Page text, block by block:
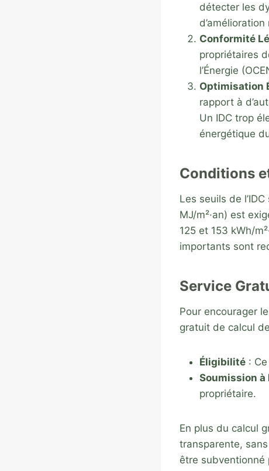
détecter les
Conformité
propriétaires
l’Énergie
Optimisation
rapport à
Un IDC trop
énergétique
Conditions
Les seuils de
MJ/m²·an) est
125 et 153 kWh/
importants sont
Service
Pour encourager
gratuit de calcul
Éligibilité :
Soumission à
propriétaire.
En plus du calcul
transparente,
être subventionné